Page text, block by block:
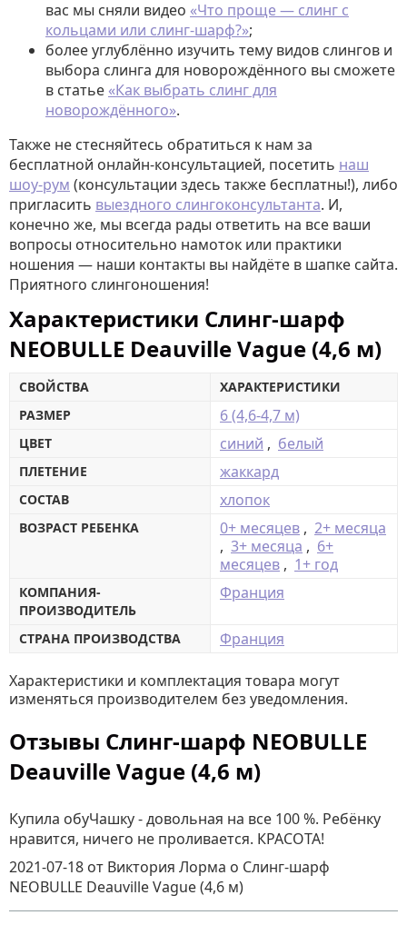
вас мы сняли видео «Что проще — слинг с
кольцами или слинг-шарф?»;
более углублённо изучить тему видов слингов и
выбора слинга для новорождённого вы сможете
в статье «Как выбрать слинг для
новорождённого».
Также не стесняйтесь обратиться к нам за
бесплатной онлайн-консультацией, посетить наш
шоу-рум (консультации здесь также бесплатны!), либо
пригласить выездного слингоконсультанта. И,
конечно же, мы всегда рады ответить на все ваши
вопросы относительно намоток или практики
ношения — наши контакты вы найдёте в шапке сайта.
Приятного слингоношения!
Характеристики Слинг-шарф
NEOBULLE Deauville Vague (4,6 м)
СВОЙСТВА
ХАРАКТЕРИСТИКИ
РАЗМЕР
6 (4,6-4,7 м)
ЦВЕТ синий , белый
ПЛЕТЕНИЕ жаккард
СОСТАВ хлопок
ВОЗРАСТ РЕБЕНКА 0+ месяцев , 2+ месяца
, 3+ месяца , 6+
месяцев , 1+ год
КОМПАНИЯ-
ПРОИЗВОДИТЕЛЬ
Франция
СТРАНА ПРОИЗВОДСТВА Франция
Характеристики и комплектация товара могут
изменяться производителем без уведомления.
Отзывы Слинг-шарф NEOBULLE
Deauville Vague (4,6 м)
Купила обуЧашку - довольная на все 100 %. Ребёнку
нравится, ничего не проливается. КРАСОТА!
2021-07-18 от Виктория Лорма о Слинг-шарф
NEOBULLE Deauville Vague (4,6 м)